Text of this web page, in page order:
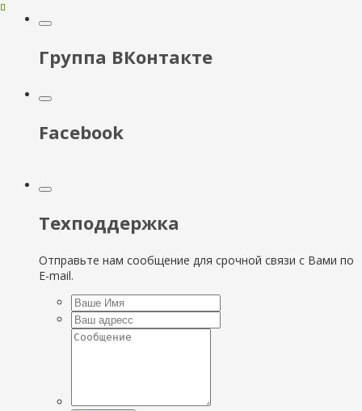
Группа ВКонтакте
Facebook
Техподдержка
Отправьте нам сообщение для срочной связи с Вами по
E-mail.